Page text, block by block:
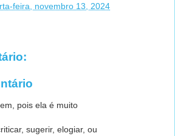
feira, novembro 13, 2024
pois ela é muito
sugerir, elogiar, ou